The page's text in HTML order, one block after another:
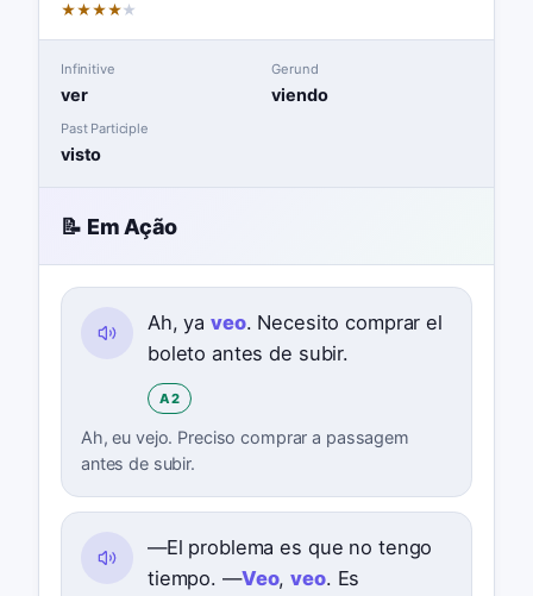
★★★★★
Infinitive
ver
Gerund
viendo
Past Participle
visto
📝 Em Ação
Ah, yaveo. Necesito comprar el
boleto antes de subir.
A2
Ah, eu vejo. Preciso comprar a passagem
antes de subir.
—El problema es que no tengo
tiempo. —Veo,veo. Es